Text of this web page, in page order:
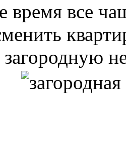
время все
загородную